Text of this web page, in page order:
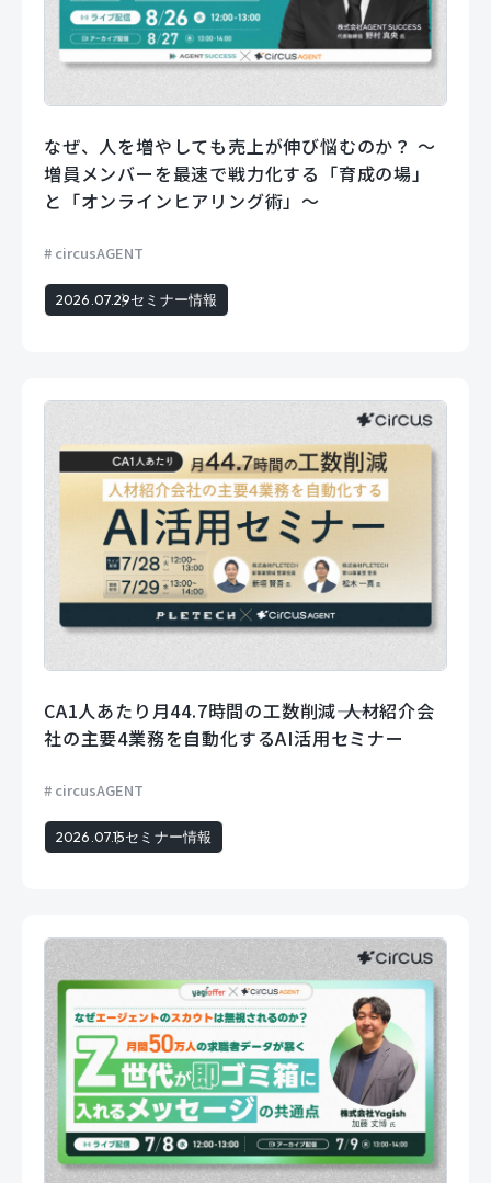
なぜ、人を増やしても売上が伸び悩むのか？ 〜
増員メンバーを最速で戦力化する「育成の場」
と「オンラインヒアリング術」〜
circusAGENT
2026.07.29セミナー情報
CA1人あたり月44.7時間の工数削減―― 人材紹介会
社の主要4業務を自動化するAI活用セミナー
circusAGENT
2026.07.15セミナー情報